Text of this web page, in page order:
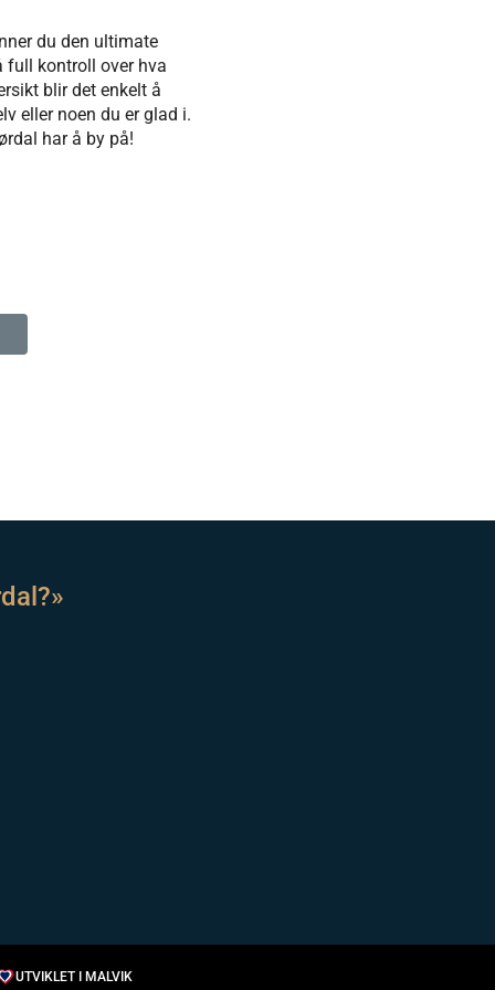
du den ultimate
full kontroll over hva
blir det enkelt å
eller noen du er glad i.
har å by på!
UTVIKLET I MALVIK